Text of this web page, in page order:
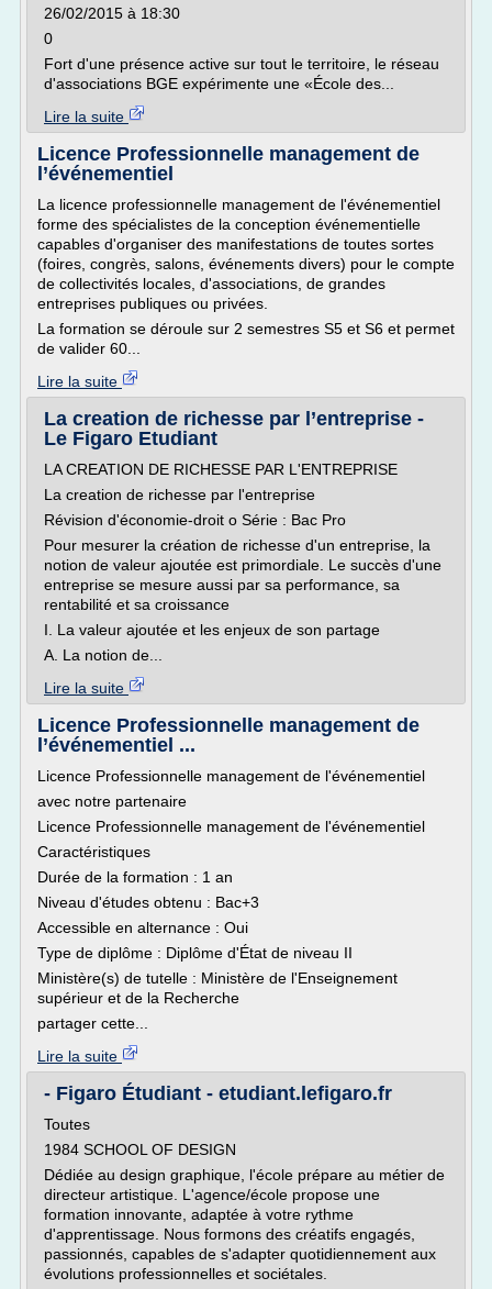
26/02/2015 à 18:30
0
Fort d'une présence active sur tout le territoire, le réseau
d'associations BGE expérimente une «École des...
Lire la suite
Licence Professionnelle management de
l’événementiel
La licence professionnelle management de l'événementiel
forme des spécialistes de la conception événementielle
capables d'organiser des manifestations de toutes sortes
(foires, congrès, salons, événements divers) pour le compte
de collectivités locales, d'associations, de grandes
entreprises publiques ou privées.
La formation se déroule sur 2 semestres S5 et S6 et permet
de valider 60...
Lire la suite
La creation de richesse par l’entreprise -
Le Figaro Etudiant
LA CREATION DE RICHESSE PAR L'ENTREPRISE
La creation de richesse par l'entreprise
Révision d'économie-droit o Série : Bac Pro
Pour mesurer la création de richesse d'un entreprise, la
notion de valeur ajoutée est primordiale. Le succès d'une
entreprise se mesure aussi par sa performance, sa
rentabilité et sa croissance
I. La valeur ajoutée et les enjeux de son partage
A. La notion de...
Lire la suite
Licence Professionnelle management de
l’événementiel ...
Licence Professionnelle management de l'événementiel
avec notre partenaire
Licence Professionnelle management de l'événementiel
Caractéristiques
Durée de la formation : 1 an
Niveau d'études obtenu : Bac+3
Accessible en alternance : Oui
Type de diplôme : Diplôme d'État de niveau II
Ministère(s) de tutelle : Ministère de l'Enseignement
supérieur et de la Recherche
partager cette...
Lire la suite
- Figaro Étudiant - etudiant.lefigaro.fr
Toutes
1984 SCHOOL OF DESIGN
Dédiée au design graphique, l'école prépare au métier de
directeur artistique. L'agence/école propose une
formation innovante, adaptée à votre rythme
d'apprentissage. Nous formons des créatifs engagés,
passionnés, capables de s'adapter quotidiennement aux
évolutions professionnelles et sociétales.